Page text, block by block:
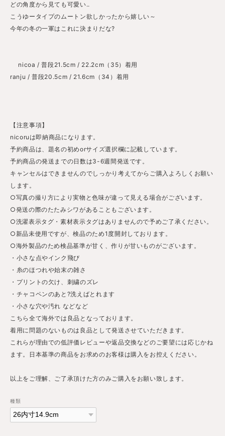
どの角度から見ても可愛い..
こうゆータイプのムートン欲しかったから嬉しい～
今年の冬の一軍はこれに決まりだな?
nicoa / 普段21.5cm / 22.2cm（35）着用
ranju / 普段20.5cm / 21.6cm（34）着用
【注意事項】
nicoruは即納商品になります。
予約商品は、題名の初めorサイズ選択欄に記載しています。
予約商品の発送までの日数は3-6週間発送です。
キャンセルはできませんのでしっかり考えてからご購入よろしくお願い
します。
○写真の撮り方により実物と色味が違って見える場合がございます。
○発送の際のたたみシワがあることもございます。
○洗濯表示タグ・素材表示タグはありませんので予めご了承ください。
○新品未使用ですが、検品のため1度開封しております。
○海外製品のため検品基準が甘く、作りが甘いものがございます。
・小さな点やインク飛び
・糸のほつれや始末の雑さ
・プリントの欠け、刺繍のズレ
・チャコペンのあと?洗えばとれます
・小さな穴や汚れ などなど
こちら全て海外では良品となっております。
着用に問題のないものは良品として発送させていただきます。
これらが理由での低評価レビューや返品交換などのご要望には応じかね
ます。日本基準の商品をお求めのお客様は購入をお控えください。
以上をご理解、ご了承頂けた方のみご購入をお願い致します。
種類